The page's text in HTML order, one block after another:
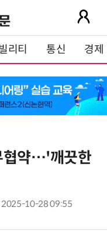
리티 통신 경제
협약…'깨끗한
2025-10-28 09:55